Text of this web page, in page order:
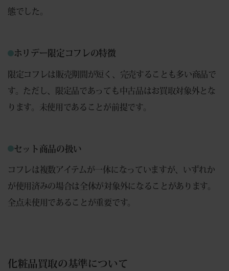
態でした。
ホリデー限定コフレの特徴
限定コフレは販売期間が短く、完売することも多い商品で
す。ただし、限定品であっても中古品はお買取対象外とな
ります。未使用であることが前提です。
セット商品の扱い
コフレは複数アイテムが一体になっていますが、いずれか
が使用済みの場合は全体が対象外になることがあります。
全点未使用であることが重要です。
化粧品買取の基準について